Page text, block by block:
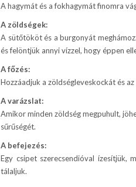
A hagymát és a fokhagymát finomra
A zöldségek:
A sütőtököt és a burgonyát
és felöntjük annyi vízzel, hogy éppen
A főzés:
Hozzáadjuk a zöldségleveskockát és
A varázslat:
Amikor minden zöldség megpuhult,
sűrűségét.
A befejezés:
Egy csipet szerecsendióval ízesítjük,
tálaljuk.